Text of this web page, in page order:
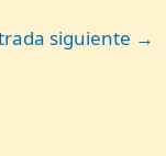
siguiente →